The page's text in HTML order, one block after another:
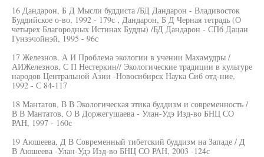
16 Дандарон, Б Д Мысли буддиста /БД Дандарон - Владивосток
Буддийское о-во, 1992 - 179с , Дандарон, Б Д Черная тетрадь (О
четырех Благородных Истинах Будды) /БД Дандарон - СПб Дацан
Гунзэчойнэй, 1995 - 96с
17 Железнов. А И Проблема экологии в учении Махамудры /
АИЖелезнов, С П Нестеркин// Экологические традиции в культуре
народов Центральной Азии -Новосибирск Наука Сиб отд-ние,
1992 - С 84-117
18 Мантатов, В В Экологическая этика буддизм и современность /
В В Мантатов, О В Доржегушаева - Улан-Удэ Изд-во БНЦ СО
РАН, 1997 - 160с
19 Аюшеева, Д В Современный тибетский буддизм на Западе / Д
В Аюшеева -Улан-Удэ Изд-во БНЦ СО РАН, 2003 -124с